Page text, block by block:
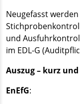
Neugefasst
und
im EDL-G
Auszug – kurz
EnEfG: